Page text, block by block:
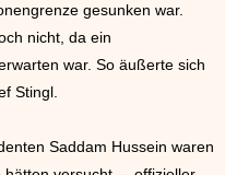
gesunken war.
nicht, da ein
war. So äußerte sich
Stingl.
Saddam Hussein waren